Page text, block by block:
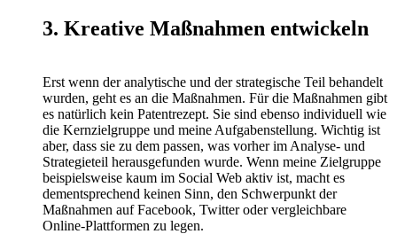
3. Kreative Maßnahmen entwickeln
Erst wenn der analytische und der strategische Teil behandelt
wurden, geht es an die Maßnahmen. Für die Maßnahmen gibt
es natürlich kein Patentrezept. Sie sind ebenso individuell wie
die Kernzielgruppe und meine Aufgabenstellung. Wichtig ist
aber, dass sie zu dem passen, was vorher im Analyse- und
Strategieteil herausgefunden wurde. Wenn meine Zielgruppe
beispielsweise kaum im Social Web aktiv ist, macht es
dementsprechend keinen Sinn, den Schwerpunkt der
Maßnahmen auf Facebook, Twitter oder vergleichbare
Online-Plattformen zu legen.